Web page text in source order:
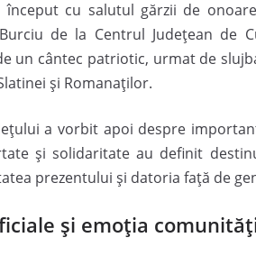
început cu salutul gărzii de
de la Centrul Județean de
un cântec patriotic, urmat de
și Romanaților.
a vorbit apoi despre
și solidaritate au definit
prezentului și datoria față de
și emoția